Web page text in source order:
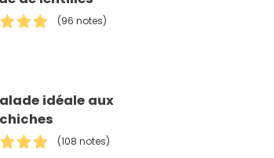
(96 notes)
idéale aux
(108 notes)